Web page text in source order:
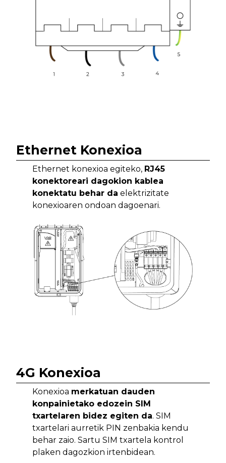
Ethernet Konexioa
Ethernet konexioa egiteko, RJ45
konektoreari dagokion kablea
konektatu behar da elektrizitate
konexioaren ondoan dagoenari.
4G Konexioa
Konexioa merkatuan dauden
konpainietako edozein SIM
txartelaren bidez egiten da. SIM
txartelari aurretik PIN zenbakia kendu
behar zaio. Sartu SIM txartela kontrol
plaken dagozkion irtenbidean.